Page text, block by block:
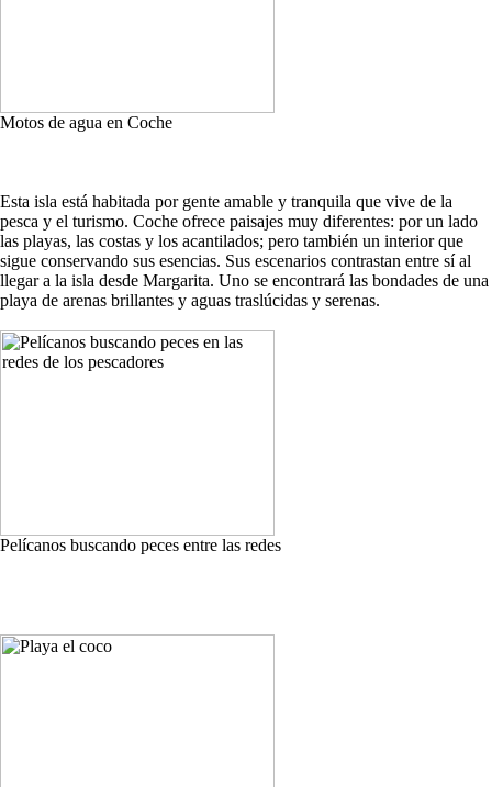
Motos de agua en Coche
Esta isla está habitada por gente amable y tranquila que vive de la
pesca y el turismo. Coche ofrece paisajes muy diferentes: por un lado
las playas, las costas y los acantilados; pero también un interior que
sigue conservando sus esencias. Sus escenarios contrastan entre sí al
llegar a la isla desde Margarita. Uno se encontrará las bondades de una
playa de arenas brillantes y aguas traslúcidas y serenas.
Pelícanos buscando peces entre las redes